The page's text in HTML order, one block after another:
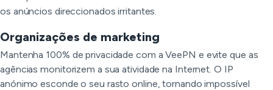
os anúncios direccionados irritantes.
Organizações de marketing
Mantenha 100% de privacidade com a VeePN e evite que as
agências monitorizem a sua atividade na Internet. O IP
anónimo esconde o seu rasto online, tornando impossível